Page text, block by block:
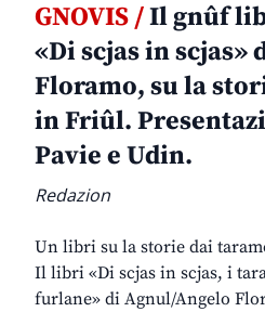
GNOVIS /Il gnûf
«Di scjas in scjas»
Floramo, su la
in Friûl.
Pavie e Udin.
Redazion
Un libri su la storie dai
Il libri «Di scjas in scjas, i
furlane» di Agnul/Angelo